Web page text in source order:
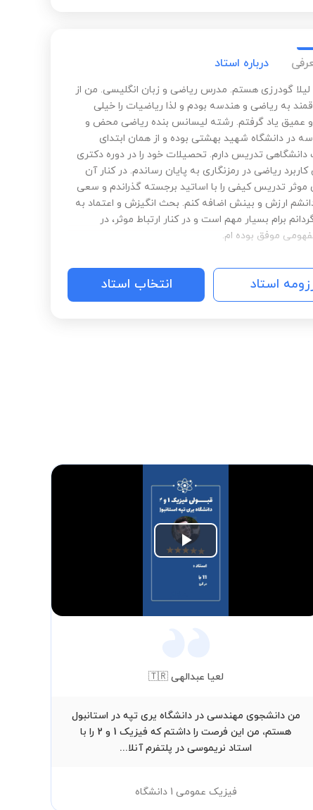
درباره استاد
لیلا گودرزی هستم. مدرس ریاضی و زبان انگلیسی. من از
به ریاضی و هندسه بودم و لذا ریاضیات را خیلی
عمیق یاد گرفتم. رشته لیسانس بنده ریاضی محض و
در دانشگاه شهید بهشتی بوده و از همان ابتدای
تدریس دارم. تحصیلات خود را در دوره دکتری
ریاضی در رمزنگاری به پایان رساندم. در کنار آن
موثر تدریس کیفی را با اساتید برجسته گذراندم و سعی
ارزش و بینش اضافه کنم. بحث انگیزش و اعتماد به
برام بسیار مهم است و در کنار ارتباط موثر، در
موفق بوده ام.
استاد انتخاب استاد
Play
لعیا عبدالهی 🇹🇷
من دانشجوی مهندسی در دانشگاه یری تپه در استانبول
هستم، من این فرصت را داشتم که فیزیک 1 و 2 را با
استاد نریموسی در پلتفرم آنلا...
فیزیک عمومی 1 دانشگاه